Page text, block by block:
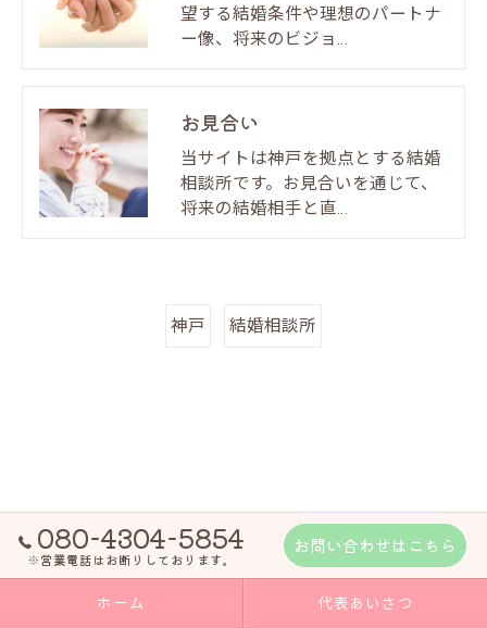
望する結婚条件や理想のパートナ
ー像、将来のビジョ…
お見合い
当サイトは神戸を拠点とする結婚
相談所です。お見合いを通じて、
将来の結婚相手と直…
神戸 結婚相談所
080-4304-5854
※営業電話はお断りしております。
お問い合わせはこちら
ホーム 代表あいさつ